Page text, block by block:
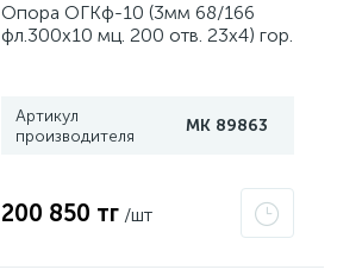
Опора ОГКф-10 (3мм 68/166
фл.300х10 мц. 200 отв. 23х4) гор.
Артикул
производителя
МК 89863
200 850 тг /шт